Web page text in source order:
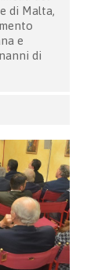
di Malta,
e
di